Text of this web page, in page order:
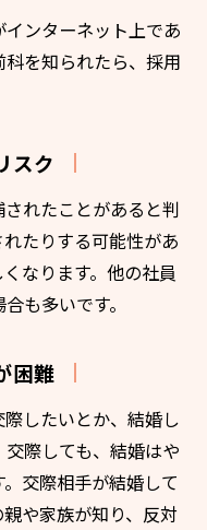
ンターネット上であ
を知られたら、採用
スク
れたことがあると判
たりする可能性があ
なります。他の社員
も多いです。
困難
したいとか、結婚し
際しても、結婚はや
交際相手が結婚して
や家族が知り、反対